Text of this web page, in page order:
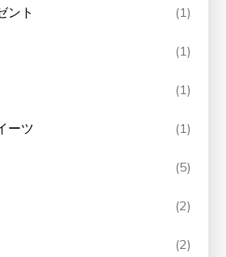
ント (1)
(1)
(1)
ーツ (1)
(5)
(2)
(2)